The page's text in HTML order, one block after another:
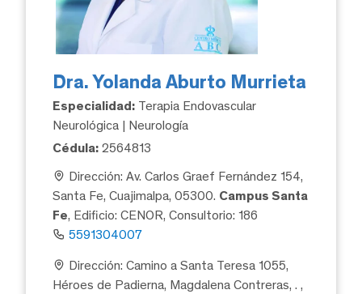
Dra. Yolanda Aburto Murrieta
Especialidad: Terapia Endovascular
Neurológica | Neurología
Cédula: 2564813
Dirección: Av. Carlos Graef Fernández 154,
Santa Fe, Cuajimalpa, 05300. Campus Santa
Fe, Edificio: CENOR, Consultorio: 186
5591304007
Dirección: Camino a Santa Teresa 1055,
Héroes de Padierna, Magdalena Contreras, .,